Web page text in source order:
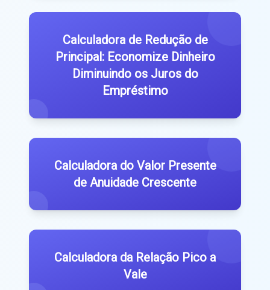
Calculadora de Redução de
Principal: Economize Dinheiro
Diminuindo os Juros do
Empréstimo
Calculadora do Valor Presente
de Anuidade Crescente
Calculadora da Relação Pico a
Vale